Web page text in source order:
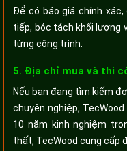
Để có báo giá chính
tiếp, bóc tách khối lượng
từng công trình.
5. Địa chỉ mua và thi
Nếu bạn đang tìm kiếm
chuyên nghiệp,
10 năm kinh nghiệm
thất, TecWood cung cấp